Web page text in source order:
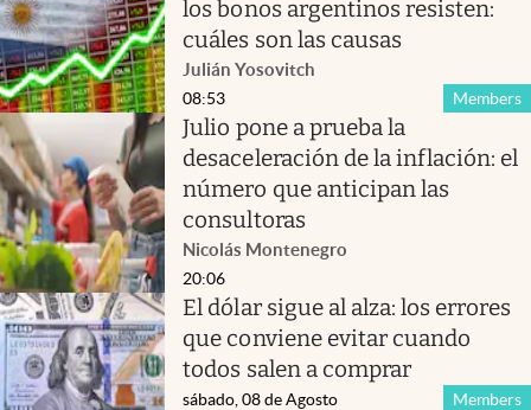
los bonos argentinos resisten:
cuáles son las causas
Julián Yosovitch
Members
08:53
Julio pone a prueba la
desaceleración de la inflación: el
número que anticipan las
consultoras
Nicolás Montenegro
20:06
El dólar sigue al alza: los errores
que conviene evitar cuando
todos salen a comprar
Members
sábado, 08 de Agosto